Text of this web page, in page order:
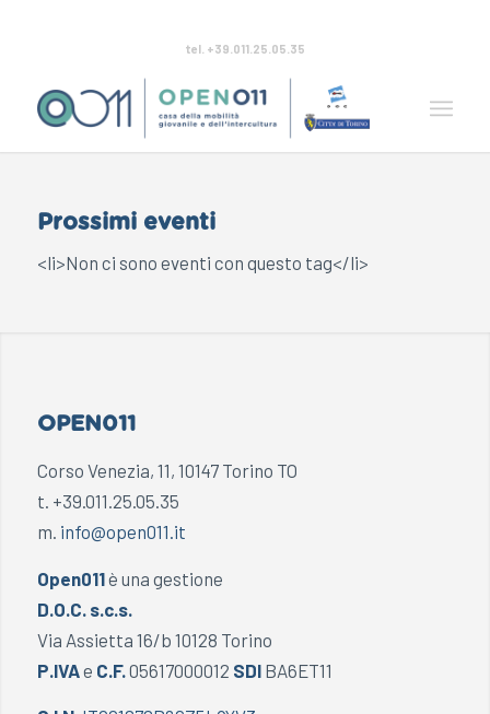
tel. +39.011.25.05.35
Prossimi eventi
<li>Non ci sono eventi con questo tag</li>
OPEN011
Corso Venezia, 11, 10147 Torino TO
t. +39.011.25.05.35
m. info@open011.it
Open011è una gestione
D.O.C. s.c.s.
Via Assietta 16/b 10128 Torino
P.IVAe C.F. 05617000012 SDI BA6ET11